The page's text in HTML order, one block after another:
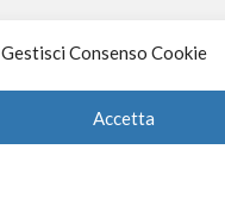
Gestisci Consenso Cookie
Accetta